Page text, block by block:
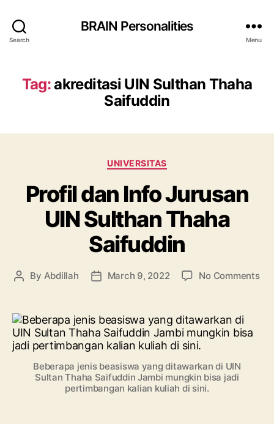
Search
BRAIN Personalities
Menu
Tag:akreditasi UIN Sulthan Thaha
Saifuddin
Categories
UNIVERSITAS
Profil dan Info Jurusan
UIN Sulthan Thaha
Saifuddin
Post
By Abdillah
PostMarch 9, 2022 No Commentson
Beberapa jenis beasiswa yang ditawarkan di UIN
Sultan Thaha Saifuddin Jambi mungkin bisa jadi
pertimbangan kalian kuliah di sini.